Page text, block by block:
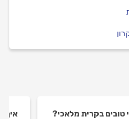
טובים בקרית מלאכי?
איך